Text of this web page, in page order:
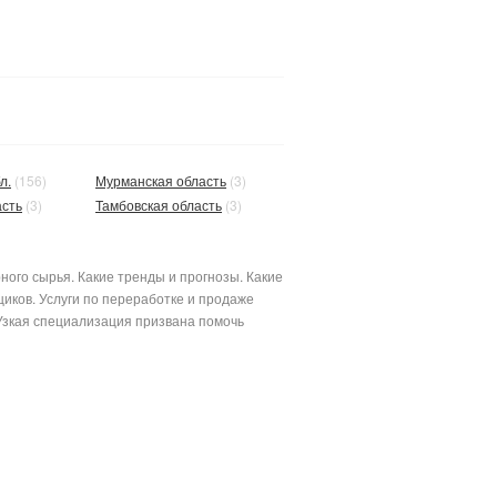
(156)
(3)
Мурманская область (3)
Тамбовская область (3)
сырья. Какие тренды и прогнозы. Какие
Услуги по переработке и продаже
специализация призвана помочь
материалами